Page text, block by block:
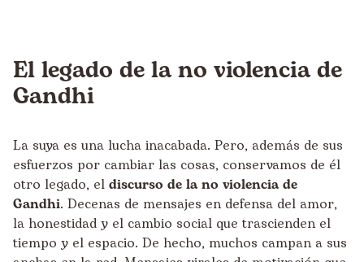
El legado de la no violencia de
Gandhi
La suya es una lucha inacabada. Pero, además de sus
esfuerzos por cambiar las cosas, conservamos de él
otro legado, el discurso de la no violencia de
Gandhi. Decenas de mensajes en defensa del amor,
la honestidad y el cambio social que trascienden el
tiempo y el espacio. De hecho, muchos campan a sus